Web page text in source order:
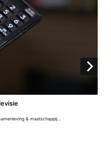
& maatschappij ,